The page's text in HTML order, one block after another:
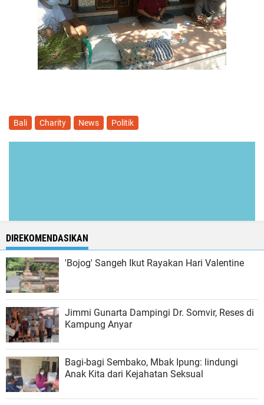
Bali Charity News Politik
DIREKOMENDASIKAN
'Bojog' Sangeh Ikut Rayakan Hari Valentine
Jimmi Gunarta Dampingi Dr. Somvir, Reses di
Kampung Anyar
Bagi-bagi Sembako, Mbak Ipung: lindungi
Anak Kita dari Kejahatan Seksual